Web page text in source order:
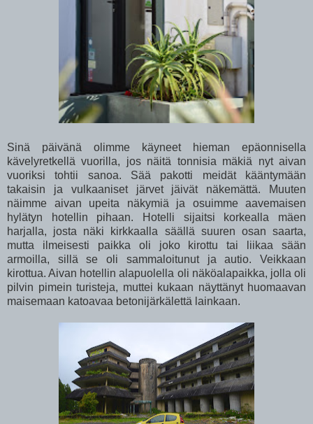
Sinä päivänä olimme käyneet hieman epäonnisella
kävelyretkellä vuorilla, jos näitä tonnisia mäkiä nyt aivan
vuoriksi tohtii sanoa. Sää pakotti meidät kääntymään
takaisin ja vulkaaniset järvet jäivät näkemättä. Muuten
näimme aivan upeita näkymiä ja osuimme aavemaisen
hylätyn hotellin pihaan. Hotelli sijaitsi korkealla mäen
harjalla, josta näki kirkkaalla säällä suuren osan saarta,
mutta ilmeisesti paikka oli joko kirottu tai liikaa sään
armoilla, sillä se oli sammaloitunut ja autio. Veikkaan
kirottua. Aivan hotellin alapuolella oli näköalapaikka, jolla oli
pilvin pimein turisteja, muttei kukaan näyttänyt huomaavan
maisemaan katoavaa betonijärkälettä lainkaan.